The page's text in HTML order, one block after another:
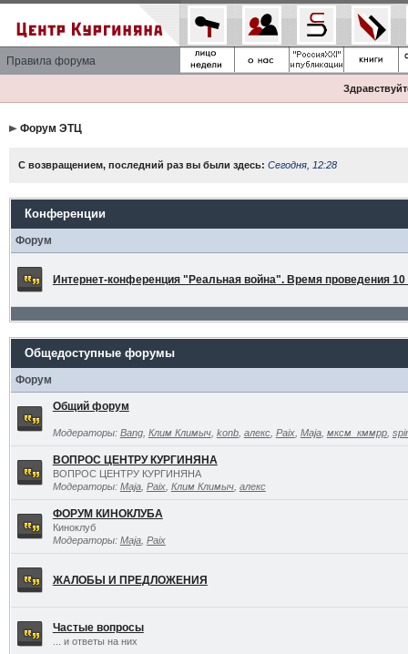
Правила форума
Форум ЭТЦ
С возвращением, последний раз вы были здесь: Сегодня, 12:28
Конференции
Форум
Интернет-конференция "Реальная война". Время проведения 10
Общедоступные форумы
Форум
Общий форум
Модераторы: Bang, Клим Климыч, konb, алекс, Paix, Maja, мксм_кммрр,
ВОПРОС ЦЕНТРУ КУРГИНЯНА
ВОПРОС ЦЕНТРУ КУРГИНЯНА
Модераторы: Maja, Paix, Клим Климыч, алекс
ФОРУМ КИНОКЛУБА
Киноклуб
Модераторы: Maja, Paix
ЖАЛОБЫ И ПРЕДЛОЖЕНИЯ
Частые вопросы
... и ответы на них